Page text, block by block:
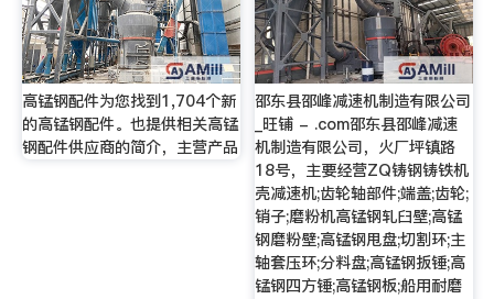
高锰钢配件为您找到1,704个新
的高锰钢配件。也提供相关高锰
钢配件供应商的简介，主营产品
邵东县邵峰减速机制造有限公司
_旺铺 - .com邵东县邵峰减速
机制造有限公司，火厂坪镇路
18号，主要经营ZQ铸钢铸铁机
壳减速机;齿轮轴部件;端盖;齿轮;
销子;磨粉机高锰钢轧臼壁;高锰
钢磨粉壁;高锰钢甩盘;切割环;主
轴套压环;分料盘;高锰钢扳锤;高
锰钢四方锤;高锰钢板;船用耐磨